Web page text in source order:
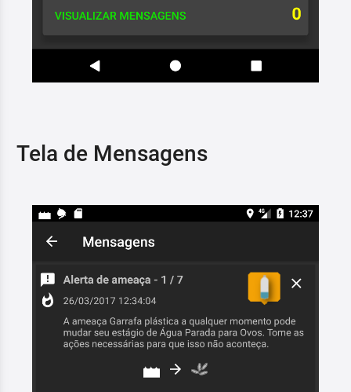
Tela de Mensagens